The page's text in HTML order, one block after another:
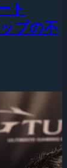
ト
プの不